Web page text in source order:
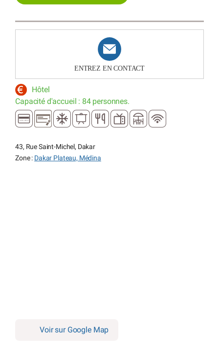
ENTREZ EN CONTACT
Hôtel
Capacité d'accueil : 84 personnes.
43, Rue Saint-Michel, Dakar
Zone : Dakar Plateau, Médina
Voir sur Google Map